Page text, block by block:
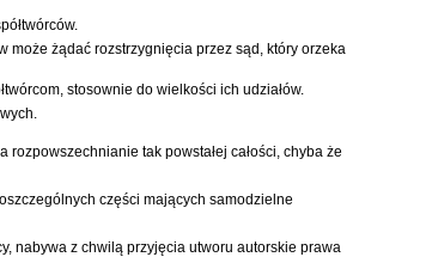
może żądać rozstrzygnięcia przez sąd, który orzeka
stosownie do wielkości ich udziałów.
tak powstałej całości, chyba że
części mających samodzielne
nabywa z chwilą przyjęcia utworu autorskie prawa